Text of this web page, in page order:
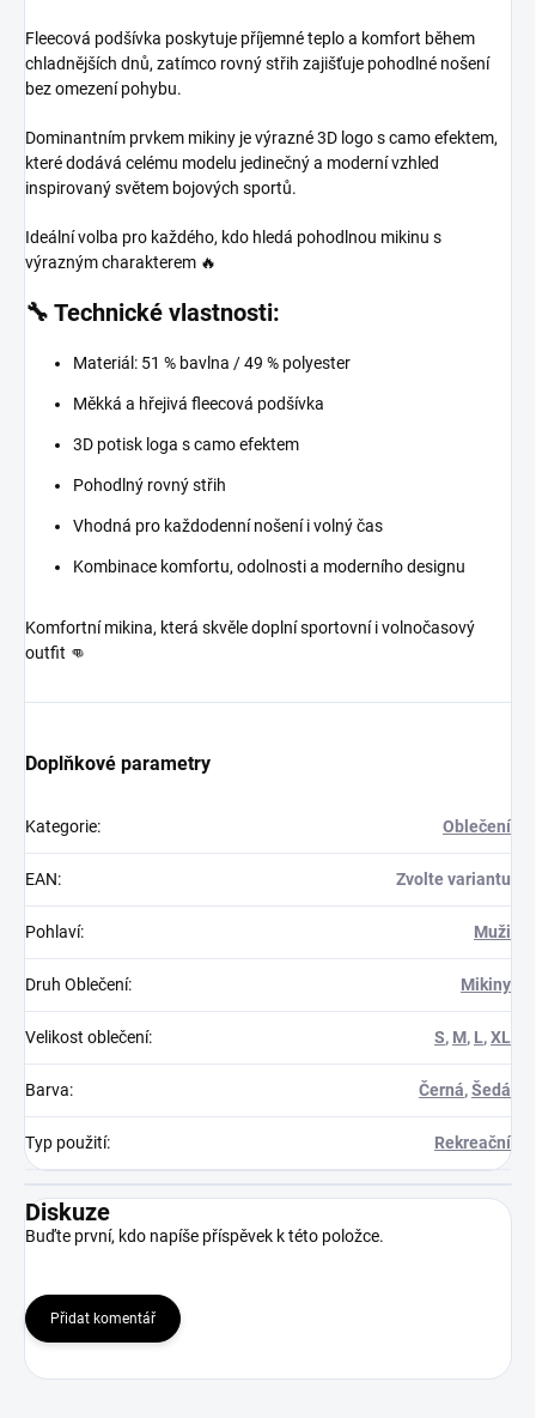
Fleecová podšívka poskytuje příjemné teplo a komfort během
chladnějších dnů, zatímco rovný střih zajišťuje pohodlné nošení
bez omezení pohybu.
Dominantním prvkem mikiny je výrazné 3D logo s camo efektem,
které dodává celému modelu jedinečný a moderní vzhled
inspirovaný světem bojových sportů.
Ideální volba pro každého, kdo hledá pohodlnou mikinu s
výrazným charakterem 🔥
🔧 Technické vlastnosti:
Materiál: 51 % bavlna / 49 % polyester
Měkká a hřejivá fleecová podšívka
3D potisk loga s camo efektem
Pohodlný rovný střih
Vhodná pro každodenní nošení i volný čas
Kombinace komfortu, odolnosti a moderního designu
Komfortní mikina, která skvěle doplní sportovní i volnočasový
outfit 👊
Doplňkové parametry
Kategorie: Oblečení
EAN: Zvolte variantu
Pohlaví: Muži
Druh Oblečení: Mikiny
Velikost oblečení: S, M, L,XL
Barva: Černá,Šedá
Typ použití: Rekreační
Diskuze
Buďte první, kdo napíše příspěvek k této položce.
Přidat komentář